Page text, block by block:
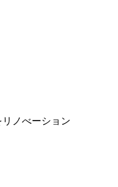
リノべーション